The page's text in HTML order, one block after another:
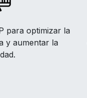
para optimizar la
y aumentar la